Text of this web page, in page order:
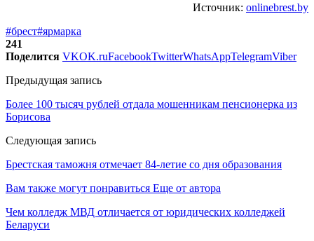
Источник: onlinebrest.by
#брест#ярмарка
241
Поделится VKOK.ruFacebookTwitterWhatsAppTelegramViber
Предыдущая запись
Более 100 тысяч рублей отдала мошенникам пенсионерка из
Борисова
Следующая запись
Брестская таможня отмечает 84-летие со дня образования
Вам также могут понравиться Еще от автора
Чем колледж МВД отличается от юридических колледжей
Беларуси